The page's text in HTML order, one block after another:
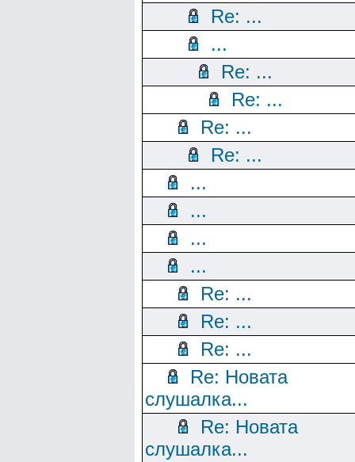
Re: ...
...
Re: ...
Re: ...
Re: ...
Re: ...
...
...
...
...
Re: ...
Re: ...
Re: ...
Re: Новата
слушалка...
Re: Новата
слушалка...